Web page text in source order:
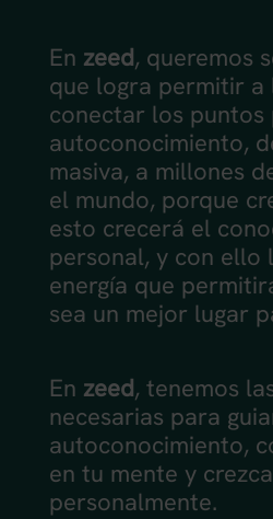
En zeed, queremos
que logra permitir a
conectar los puntos
autoconocimiento,
masiva, a millones
el mundo, porque
esto crecerá el
personal, y con ello
energía que
sea un mejor lugar
En zeed, tenemos
necesarias para
autoconocimiento,
en tu mente y
personalmente.